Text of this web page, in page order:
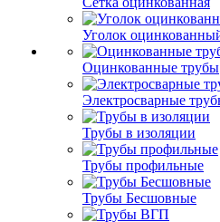
Уголок
Оцинкованные трубы
Электросварные
Трубы в изоляции
Трубы профильные
Трубы Бесшовные